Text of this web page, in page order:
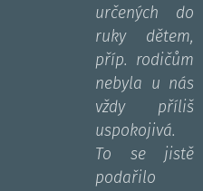
určených do
ruky dětem,
příp. rodičům
nebyla u nás
vždy příliš
uspokojivá.
To se jistě
podařilo